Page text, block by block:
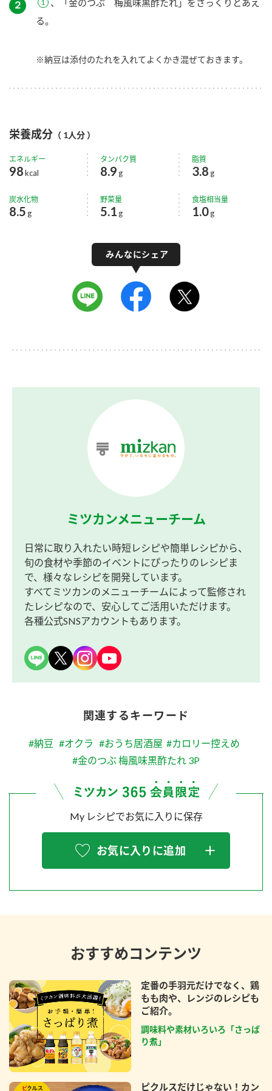
２
、「金のつぶ 梅風味黒酢たれ」をさっくりとあえ
る。
※納豆は添付のたれを入れてよくかき混ぜておきます。
栄養成分 （ 1人分 ）
エネルギー
98kcal
タンパク質
8.9 g
脂質
3.8 g
炭水化物
8.5 g
野菜量
5.1 g
食塩相当量
1.0 g
ミツカンメニューチーム
日常に取り入れたい時短レシピや簡単レシピから、
旬の食材や季節のイベントにぴったりのレシピま
で、様々なレシピを開発しています。
すべてミツカンのメニューチームによって監修され
たレシピなので、安心してご活用いただけます。
各種公式SNSアカウントもあります。
関連するキーワード
#納豆 #オクラ #おうち居酒屋 #カロリー控えめ
#金のつぶ 梅風味黒酢たれ 3P
My レシピでお気に入りに保存
お気に入りに追加
おすすめコンテンツ
定番の手羽元だけでなく、鶏
もも肉や、レンジのレシピも
ご紹介。
調味料や素材いろいろ「さっぱ
り煮」
ピクルスだけじゃない！カン